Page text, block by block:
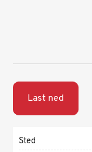
Last ned
Sted